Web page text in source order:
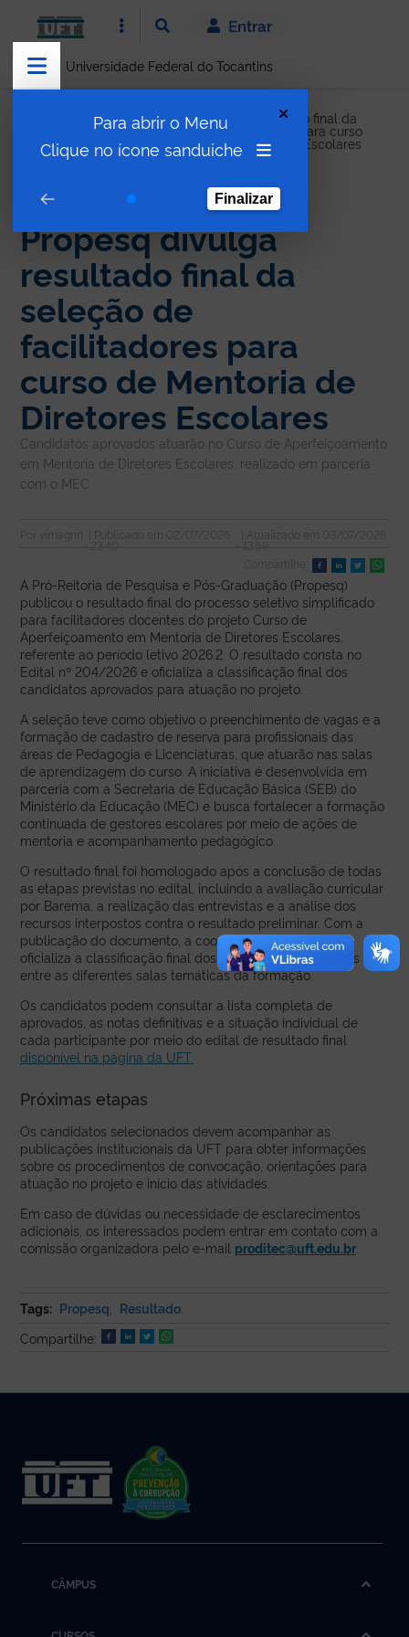
Entrar
Universidade Federal do Tocantins
Para abrir o Menu
Clique no ícone sanduiche
Finalizar
Notícias
Propesq divulga resultado final da
seleção de facilitadores para curso
de Mentoria de Diretores Escolares
EDITAL
Propesq divulga
resultado final da
seleção de
facilitadores para
curso de Mentoria de
Diretores Escolares
Candidatos aprovados atuarão no Curso de Aperfeiçoamento
em Mentoria de Diretores Escolares, realizado em parceria
com o MEC
Por | Publicado em 02/07/2026
- 23:40
| Atualizado em 03/07/2026
- 13:59
Compartilhe:
A Pró-Reitoria de Pesquisa e Pós-Graduação (Propesq)
publicou o resultado final do processo seletivo simplificado
para facilitadores docentes do projeto Curso de
Aperfeiçoamento em Mentoria de Diretores Escolares,
referente ao período letivo 2026.2. O resultado consta no
Edital nº 204/2026 e oficializa a classificação final dos
candidatos aprovados para atuação no projeto.
A seleção teve como objetivo o preenchimento de vagas e a
formação de cadastro de reserva para profissionais das
áreas de Pedagogia e Licenciaturas, que atuarão nas salas
de aprendizagem do curso. A iniciativa é desenvolvida em
parceria com a Secretaria de Educação Básica (SEB) do
Ministério da Educação (MEC) e busca fortalecer a formação
continuada de gestores escolares por meio de ações de
mentoria e acompanhamento pedagógico.
O resultado final foi homologado após a conclusão de todas
as etapas previstas no edital, incluindo a avaliação curricular
por Barema, a realização das entrevistas e a análise dos
recursos interpostos contra o resultado preliminar. Com a
publicação do documento, a coordenação do projeto
oficializa a classificação final dos candidatos distribuídos
entre as diferentes salas temáticas da formação.
Os candidatos podem consultar a lista completa de
aprovados, as notas definitivas e a situação individual de
cada participante por meio do edital de resultado final
disponível na página da UFT.
Próximas etapas
Os candidatos selecionados devem acompanhar as
publicações institucionais da UFT para obter informações
sobre os procedimentos de convocação, orientações para
atuação no projeto e início das atividades.
Em caso de dúvidas ou necessidade de esclarecimentos
adicionais, os interessados podem entrar em contato com a
comissão organizadora pelo e-mail proditec@uft.edu.br
Tags: Propesq Resultado
Compartilhe:
CÂMPUS